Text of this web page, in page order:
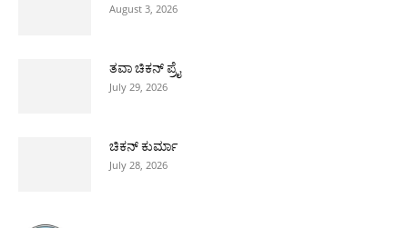
August 3, 2026
ತವಾ ಚಿಕನ್ ಪ್ರೈ
July 29, 2026
ಚಿಕನ್ ಕುರ್ಮಾ
July 28, 2026